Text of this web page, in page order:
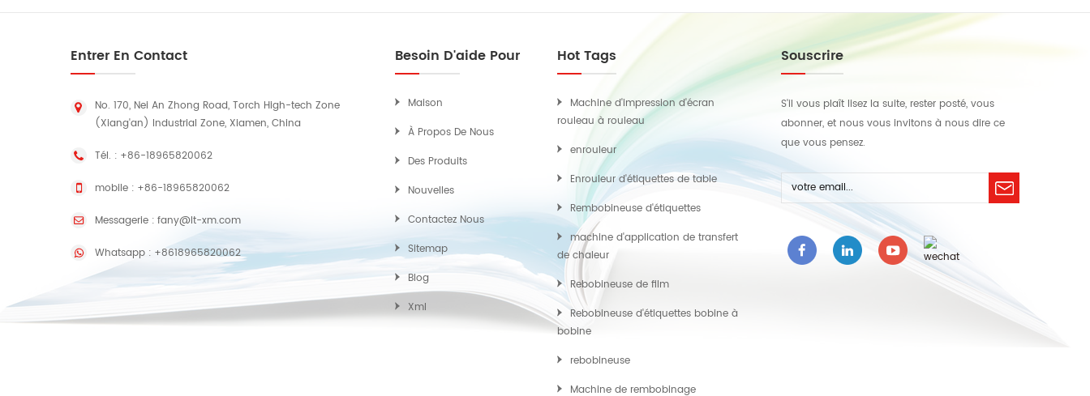
Entrer En Contact
No. 170, Nei An Zhong Road, Torch High-tech Zone
(Xiang'an) Industrial Zone, Xiamen, China
Tél. : +86-18965820062
mobile : +86-18965820062
Messagerie : fany@lt-xm.com
Whatsapp : +8618965820062
Besoin D'aide Pour
Maison
À Propos De Nous
Des Produits
Nouvelles
Contactez Nous
Sitemap
Blog
Xml
Hot Tags
Machine d'impression d'écran
rouleau à rouleau
enrouleur
Enrouleur d'étiquettes de table
Rembobineuse d'étiquettes
machine d'application de transfert
de chaleur
Rebobineuse de film
Rebobineuse d'étiquettes bobine à
bobine
rebobineuse
Machine de rembobinage
Souscrire
S'il vous plaît lisez la suite, rester posté, vous
abonner, et nous vous invitons à nous dire ce
que vous pensez.